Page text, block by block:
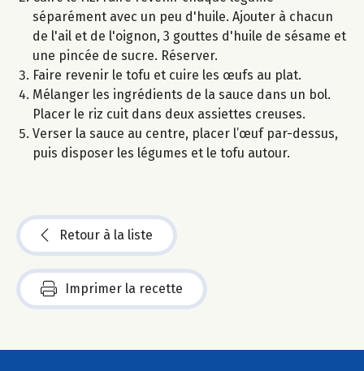
séparément avec un peu d'huile. Ajouter à chacun
de l'ail et de l'oignon, 3 gouttes d'huile de sésame et
une pincée de sucre. Réserver.
Faire revenir le tofu et cuire les œufs au plat.
Mélanger les ingrédients de la sauce dans un bol.
Placer le riz cuit dans deux assiettes creuses.
Verser la sauce au centre, placer l’œuf par-dessus,
puis disposer les légumes et le tofu autour.
Retour à la liste
Imprimer la recette